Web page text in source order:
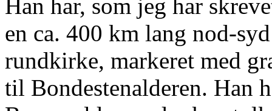
Han har, som jeg har
en ca. 400 km lang nod-
rundkirke, markeret med
til Bondestenalderen. Han